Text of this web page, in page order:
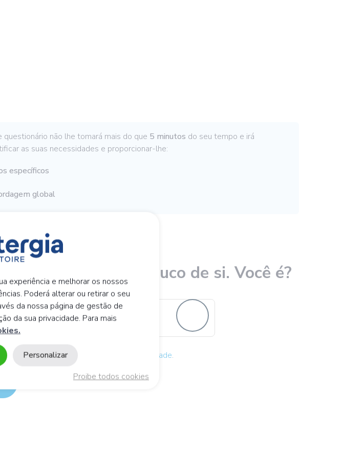
questionário não lhe tomará mais do que 5 minutos do seu tempo e irá
as suas necessidades e proporcionar-lhe:
específicos
global
mais, fale-nos um pouco de si. Você é?
Uma mulher.
que li e aceito a política de privacidade.
experiência e melhorar os nossos
Poderá alterar ou retirar o seu
da nossa página de gestão de
da sua privacidade. Para mais
Proibe todos cookies
Personalizar